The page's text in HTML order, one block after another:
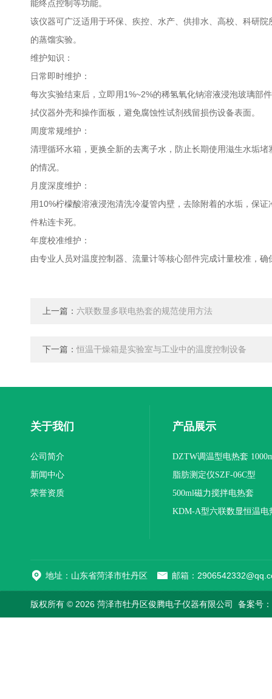
能终点控制等功能。
该仪器可广泛适用于环保、疾控、水产、供排水、高校、科研
的蒸馏实验。
维护知识：
日常即时维护：
每次实验结束后，立即用1%~2%的稀氢氧化钠溶液浸泡玻璃部
拭仪器外壳和操作面板，避免腐蚀性试剂残留损伤设备表面。
周度常规维护：
清理循环水箱，更换全新的去离子水，防止长期使用滋生水垢
的情况。
月度深度维护：
用10%柠檬酸溶液浸泡清洗冷凝管内壁，去除附着的水垢，保
件粘连卡死。
年度校准维护：
由专业人员对温度控制器、流量计等核心部件完成计量校准，
上一篇： 六联数显多联电热套的规范使用方法
下一篇： 恒温干燥箱是实验室与工业中的温度控制设备
关于我们
公司简介
新闻中心
荣誉资质
产品展示
DZTW调温型电热套
联
脂肪测定仪SZF-06C型
500ml磁力搅拌电热套
KDM-A型六联数显恒温电
地址：山东省菏泽市牡丹区 邮箱：
版权所有 © 2026 菏泽市牡丹区俊腾电子仪器有限公司 备案号